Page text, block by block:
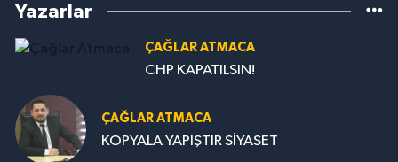
Yazarlar
ÇAĞLAR ATMACA
CHP KAPATILSIN!
ÇAĞLAR ATMACA
KOPYALA YAPIŞTIR SİYASET